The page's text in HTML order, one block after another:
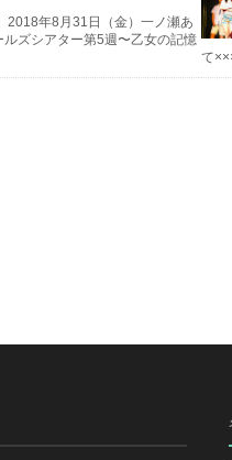
2018年8月31日（金）一ノ瀬あ
ルズシアター第5週〜乙女の記憶
て